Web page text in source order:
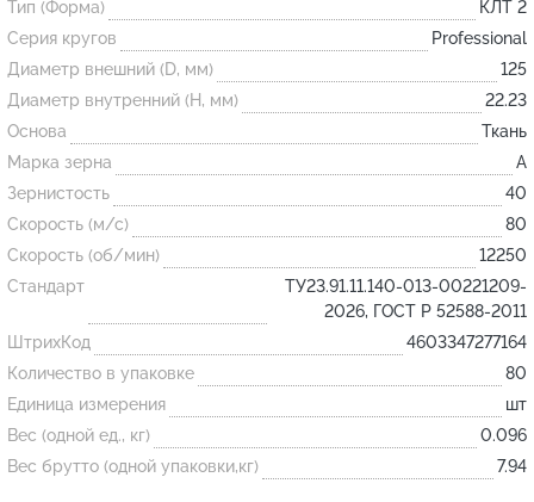
Огнеупорные
изделия
Тигель
Муфель
Черпак
Шербер
Трубка
Стержень
Пробка
Подставка
Лодочка
Тип (Форма)
КЛТ 2
Серия кругов
Professional
Диаметр внешний (D, мм)
125
Диаметр внутренний (H, мм)
22.23
Основа
Ткань
Марка зерна
A
Зернистость
40
Скорость (м/с)
80
Скорость (об/мин)
12250
Стандарт
ТУ23.91.11.140-013-00221209-
2026, ГОСТ Р 52588-2011
ШтрихКод
4603347277164
Количество в упаковке
80
Единица измерения
шт
Вес (одной ед., кг)
0.096
Вес брутто (одной упаковки,кг)
7.94